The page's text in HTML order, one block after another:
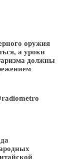
оружия
а уроки
должны